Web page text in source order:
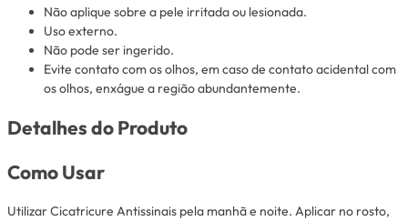
Não aplique sobre a pele irritada ou lesionada.
Uso externo.
Não pode ser ingerido.
Evite contato com os olhos, em caso de contato acidental com
os olhos, enxágue a região abundantemente.
Detalhes do Produto
Como Usar
Utilizar Cicatricure Antissinais pela manhã e noite. Aplicar no rosto,